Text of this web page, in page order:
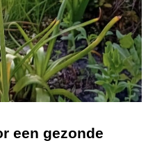
een gezonde